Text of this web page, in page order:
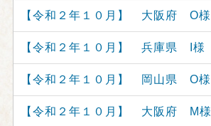
【令和２年１０月】 大阪府 O様
【令和２年１０月】 兵庫県 I様
【令和２年１０月】 岡山県 O様
【令和２年１０月】 大阪府 M様